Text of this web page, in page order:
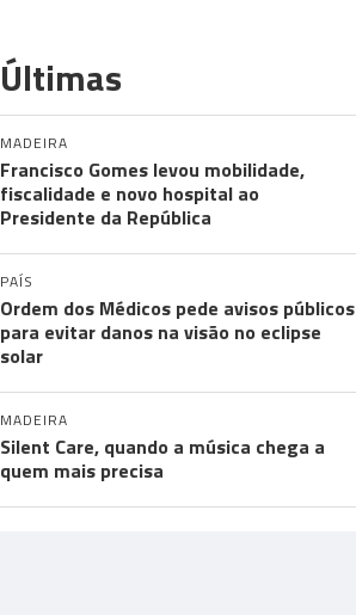
Últimas
MADEIRA
Francisco Gomes levou mobilidade,
fiscalidade e novo hospital ao
Presidente da República
PAÍS
Ordem dos Médicos pede avisos públicos
para evitar danos na visão no eclipse
solar
MADEIRA
Silent Care, quando a música chega a
quem mais precisa